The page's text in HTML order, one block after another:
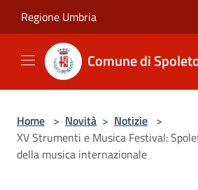
Regione Umbria
Comune di
Home > Novità > Notizie >
XV Strumenti e Musica Festival:
della musica internazionale